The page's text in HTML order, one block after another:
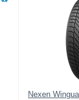
Nexen